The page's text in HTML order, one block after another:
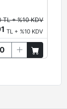
TL + %10 KDV
TL + %10 KDV